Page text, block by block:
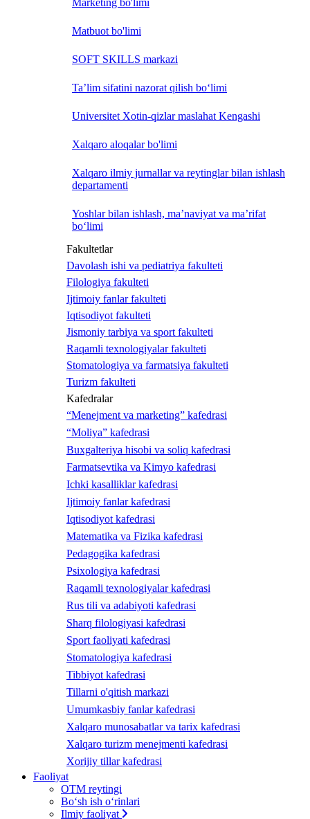
Marketing bo'limi
Matbuot bo'limi
SOFT SKILLS markazi
Ta’lim sifatini nazorat qilish bo‘limi
Universitet Xotin-qizlar maslahat Kengashi
Xalqaro aloqalar bo'limi
Xalqaro ilmiy jurnallar va reytinglar bilan ishlash
departamenti
Yoshlar bilan ishlash, ma’naviyat va ma’rifat
bo‘limi
Fakultetlar
Davolash ishi va pediatriya fakulteti
Filologiya fakulteti
Ijtimoiy fanlar fakulteti
Iqtisodiyot fakulteti
Jismoniy tarbiya va sport fakulteti
Raqamli texnologiyalar fakulteti
Stomatologiya va farmatsiya fakulteti
Turizm fakulteti
Kafedralar
“Menejment va marketing” kafedrasi
“Moliya” kafedrasi
Buxgalteriya hisobi va soliq kafedrasi
Farmatsevtika va Kimyo kafedrasi
Ichki kasalliklar kafedrasi
Ijtimoiy fanlar kafedrasi
Iqtisodiyot kafedrasi
Matematika va Fizika kafedrasi
Pedagogika kafedrasi
Psixologiya kafedrasi
Raqamli texnologiyalar kafedrasi
Rus tili va adabiyoti kafedrasi
Sharq filologiyasi kafedrasi
Sport faoliyati kafedrasi
Stomatologiya kafedrasi
Tibbiyot kafedrasi
Tillarni o'qitish markazi
Umumkasbiy fanlar kafedrasi
Xalqaro munosabatlar va tarix kafedrasi
Xalqaro turizm menejmenti kafedrasi
Xorijiy tillar kafedrasi
Faoliyat
OTM reytingi
Bo‘sh ish o‘rinlari
Ilmiy faoliyat